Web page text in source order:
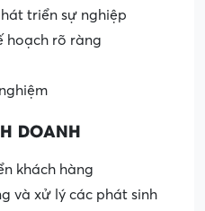
triển sự nghiệp
hoạch rõ ràng
DOANH
khách hàng
và xử lý các phát sinh